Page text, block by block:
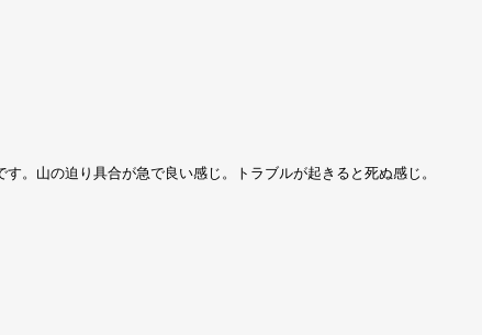
。山の迫り具合が急で良い感じ。トラブルが起きると死ぬ感じ。